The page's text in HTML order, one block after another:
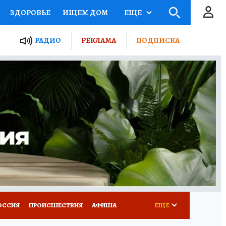
ЗДОРОВЬЕ ИЩЕМ ДОМ
ПРОЕКТЫ РОССИИ
ПУТЕВОДИТЕЛЬ
ТУРИЗМ
ПОТРЕБИТЕЛЯ ВСЕ О КП
ЕЩЕ
РАДИО РЕКЛАМА ПОДПИСКА
ПРОИСШЕСТВИЯ АФИША ЕЩЕ